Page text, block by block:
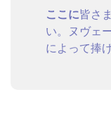
ここに皆さ
い。ヌヴェ
によって捧